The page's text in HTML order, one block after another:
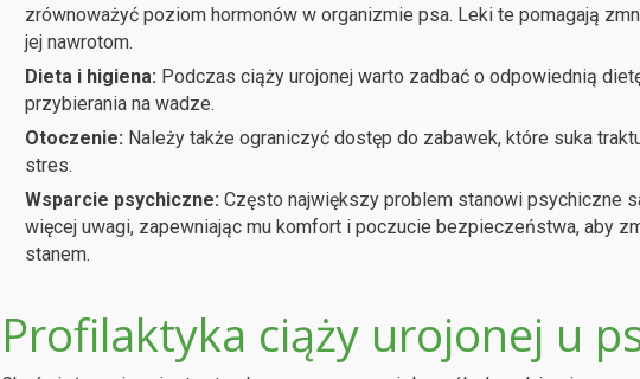
zrównoważyć poziom hormonów w organizmie psa. Leki te pomagają
jej nawrotom.
Dieta i higiena: Podczas ciąży urojonej warto zadbać o odpowiednią
przybierania na wadze.
Otoczenie: Należy także ograniczyć dostęp do zabawek, które suka
stres.
Wsparcie psychiczne: Często największy problem stanowi psychiczne
więcej uwagi, zapewniając mu komfort i poczucie bezpieczeństwa, aby
stanem.
Profilaktyka ciąży urojonej u